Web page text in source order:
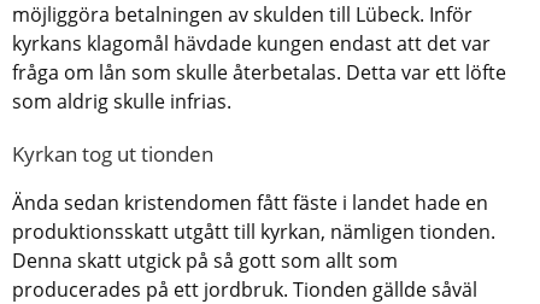
möjliggöra betalningen av skulden till Lübeck. Inför
kyrkans klagomål hävdade kungen endast att det var
fråga om lån som skulle återbetalas. Detta var ett löfte
som aldrig skulle infrias.
Kyrkan tog ut tionden
Ända sedan kristendomen fått fäste i landet hade en
produktionsskatt utgått till kyrkan, nämligen tionden.
Denna skatt utgick på så gott som allt som
producerades på ett jordbruk. Tionden gällde såväl